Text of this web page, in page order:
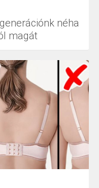
néha
magát